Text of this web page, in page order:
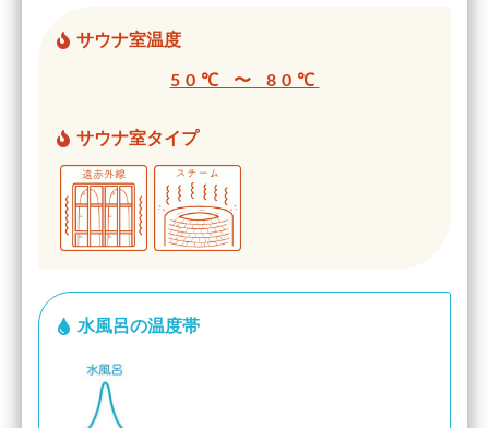
サウナ室温度
50℃ 〜 80℃
サウナ室タイプ
水風呂の温度帯